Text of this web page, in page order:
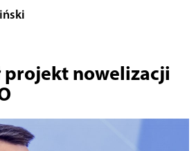
projekt nowelizacji